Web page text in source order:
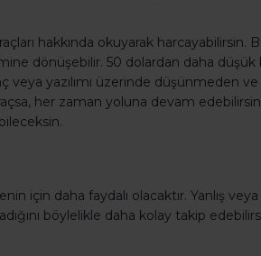
hakkında okuyarak harcayabilirsin.
dönüşebilir. 50 dolardan daha
veya yazılımı üzerinde düşünmeden
her zaman yoluna devam
için daha faydalı olacaktır. Yanlış
böylelikle daha kolay takip